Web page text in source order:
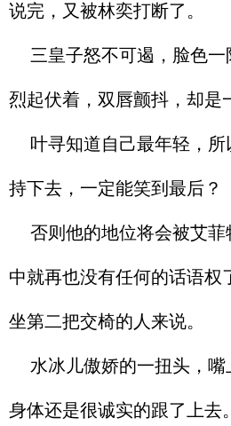
说完，又被林奕打断了。
三皇子怒不可遏，脸色一
烈起伏着，双唇颤抖，却是
叶寻知道自己最年轻，所
持下去，一定能笑到最后？
否则他的地位将会被艾菲
中就再也没有任何的话语权
坐第二把交椅的人来说。
水冰儿傲娇的一扭头，嘴
身体还是很诚实的跟了上去。